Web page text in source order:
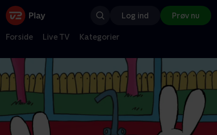
Log ind Prøv nu
Forside Live TV Kategorier